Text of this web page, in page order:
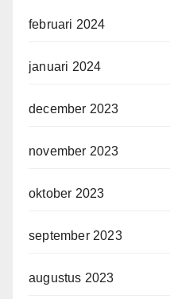
februari 2024
januari 2024
december 2023
november 2023
oktober 2023
september 2023
augustus 2023